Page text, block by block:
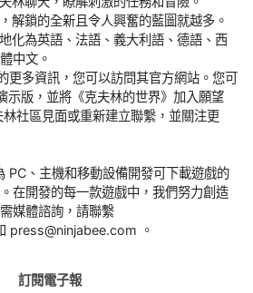
解鎖的全新且令人興奮的藍圖就越多。
化為英語、法語、義大利語、德語、西
中文。
更多資訊，您可以訪問其官方網站。您可
示版，並將《克夫林的世界》加入願望
社區見面或重新建立聯繫，並關注更
PC、主機和移動設備開發可下載遊戲的
在開發的每一款遊戲中，我們努力創造
媒體諮詢，請聯繫
press@ninjabee.com 。
訂閱電子報